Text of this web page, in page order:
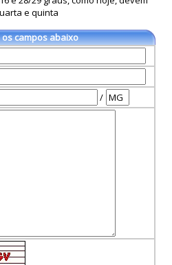
e quinta
campos abaixo
/